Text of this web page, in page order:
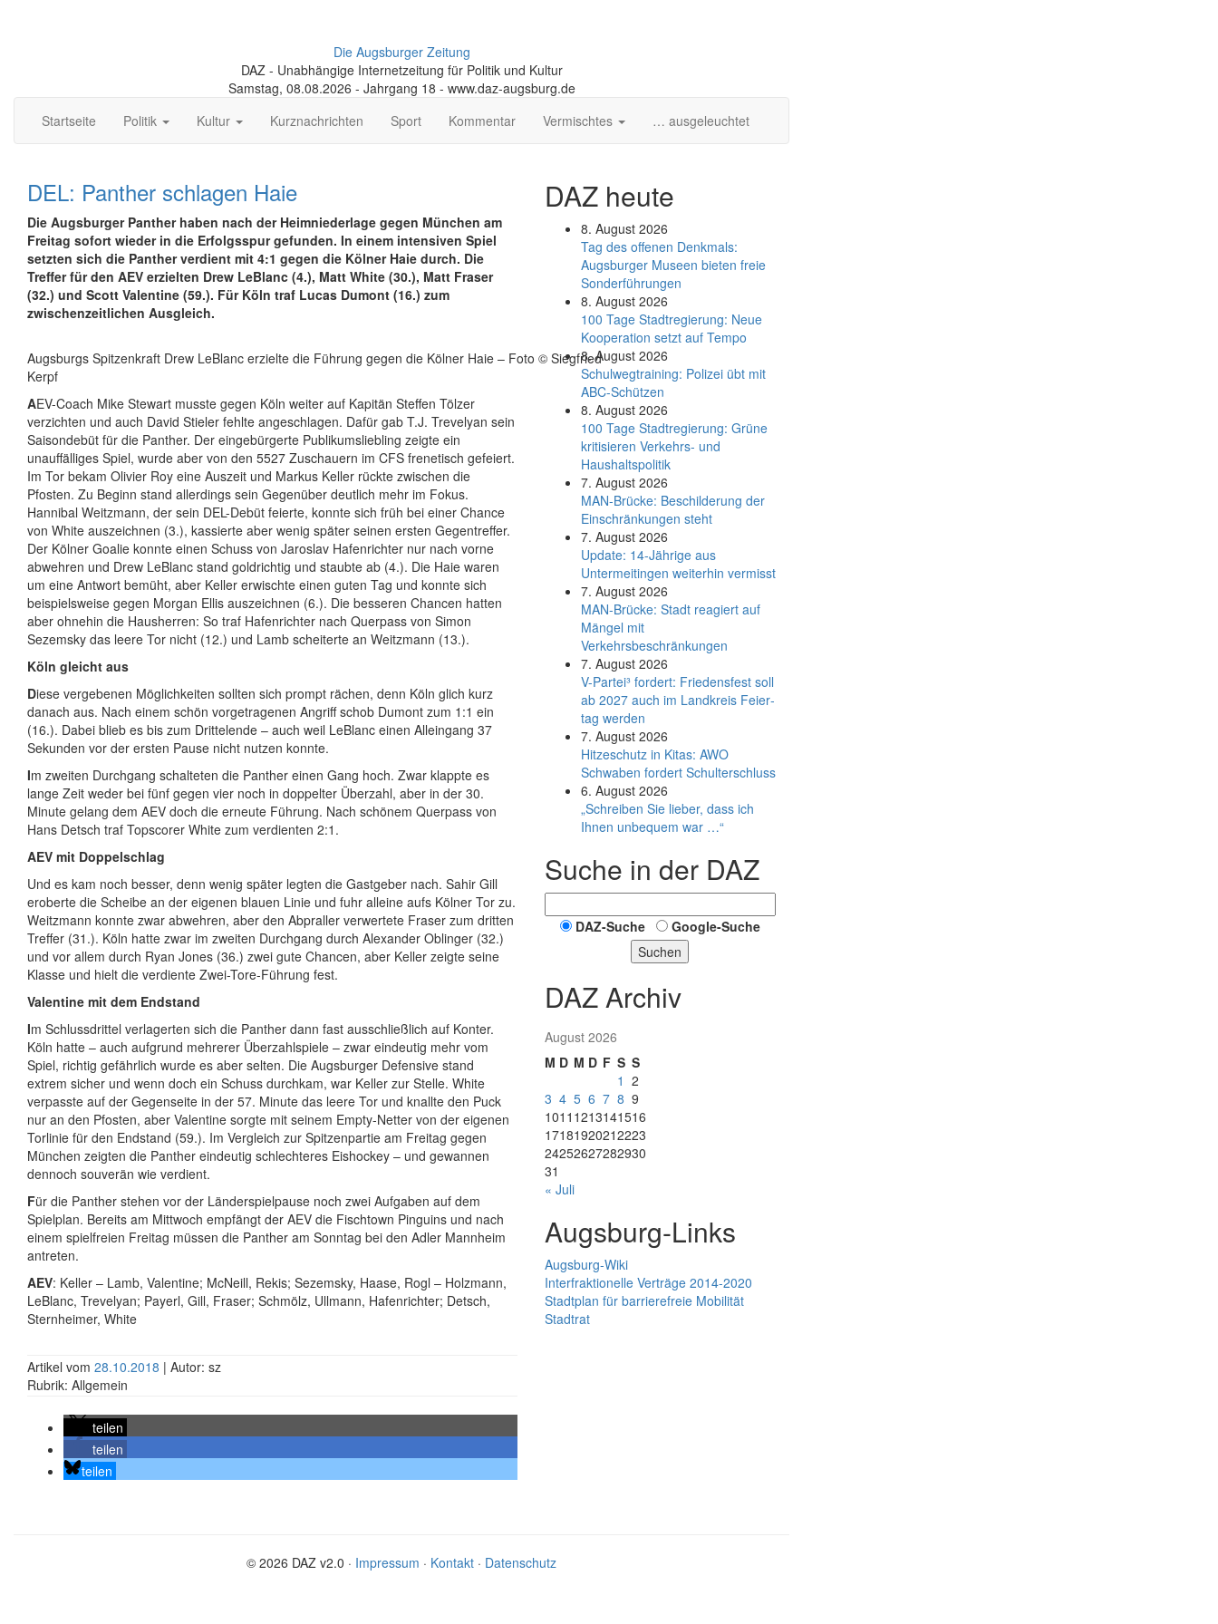
Die Augsburger Zeitung
DAZ - Unabhängige Internetzeitung für Politik und Kultur
Samstag, 08.08.2026 - Jahrgang 18 - www.daz-augsburg.de
Startseite
Politik Kultur Kurznachrichten Sport Kommentar Vermischtes … ausgeleuchtet
DEL: Panther schlagen Haie
Die Augsburger Panther haben nach der Heimniederlage gegen München am
Freitag sofort wieder in die Erfolgsspur gefunden. In einem intensiven Spiel
setzten sich die Panther verdient mit 4:1 gegen die Kölner Haie durch. Die
Treffer für den AEV erzielten Drew LeBlanc (4.), Matt White (30.), Matt Fraser
(32.) und Scott Valentine (59.). Für Köln traf Lucas Dumont (16.) zum
zwischenzeitlichen Ausgleich.
Augsburgs Spitzenkraft Drew LeBlanc erzielte die Führung gegen die Kölner Haie – Foto © Siegfried
Kerpf
AEV-Coach Mike Stewart musste gegen Köln weiter auf Kapitän Steffen Tölzer
verzichten und auch David Stieler fehlte angeschlagen. Dafür gab T.J. Trevelyan sein
Saisondebüt für die Panther. Der eingebürgerte Publikumsliebling zeigte ein
unauffälliges Spiel, wurde aber von den 5527 Zuschauern im CFS frenetisch gefeiert.
Im Tor bekam Olivier Roy eine Auszeit und Markus Keller rückte zwischen die
Pfosten. Zu Beginn stand allerdings sein Gegenüber deutlich mehr im Fokus.
Hannibal Weitzmann, der sein DEL-Debüt feierte, konnte sich früh bei einer Chance
von White auszeichnen (3.), kassierte aber wenig später seinen ersten Gegentreffer.
Der Kölner Goalie konnte einen Schuss von Jaroslav Hafenrichter nur nach vorne
abwehren und Drew LeBlanc stand goldrichtig und staubte ab (4.). Die Haie waren
um eine Antwort bemüht, aber Keller erwischte einen guten Tag und konnte sich
beispielsweise gegen Morgan Ellis auszeichnen (6.). Die besseren Chancen hatten
aber ohnehin die Hausherren: So traf Hafenrichter nach Querpass von Simon
Sezemsky das leere Tor nicht (12.) und Lamb scheiterte an Weitzmann (13.).
Köln gleicht aus
Diese vergebenen Möglichkeiten sollten sich prompt rächen, denn Köln glich kurz
danach aus. Nach einem schön vorgetragenen Angriff schob Dumont zum 1:1 ein
(16.). Dabei blieb es bis zum Drittelende – auch weil LeBlanc einen Alleingang 37
Sekunden vor der ersten Pause nicht nutzen konnte.
Im zweiten Durchgang schalteten die Panther einen Gang hoch. Zwar klappte es
lange Zeit weder bei fünf gegen vier noch in doppelter Überzahl, aber in der 30.
Minute gelang dem AEV doch die erneute Führung. Nach schönem Querpass von
Hans Detsch traf Topscorer White zum verdienten 2:1.
AEV mit Doppelschlag
Und es kam noch besser, denn wenig später legten die Gastgeber nach. Sahir Gill
eroberte die Scheibe an der eigenen blauen Linie und fuhr alleine aufs Kölner Tor zu.
Weitzmann konnte zwar abwehren, aber den Abpraller verwertete Fraser zum dritten
Treffer (31.). Köln hatte zwar im zweiten Durchgang durch Alexander Oblinger (32.)
und vor allem durch Ryan Jones (36.) zwei gute Chancen, aber Keller zeigte seine
Klasse und hielt die verdiente Zwei-Tore-Führung fest.
Valentine mit dem Endstand
Im Schlussdrittel verlagerten sich die Panther dann fast ausschließlich auf Konter.
Köln hatte – auch aufgrund mehrerer Überzahlspiele – zwar eindeutig mehr vom
Spiel, richtig gefährlich wurde es aber selten. Die Augsburger Defensive stand
extrem sicher und wenn doch ein Schuss durchkam, war Keller zur Stelle. White
verpasste auf der Gegenseite in der 57. Minute das leere Tor und knallte den Puck
nur an den Pfosten, aber Valentine sorgte mit seinem Empty-Netter von der eigenen
Torlinie für den Endstand (59.). Im Vergleich zur Spitzenpartie am Freitag gegen
München zeigten die Panther eindeutig schlechteres Eishockey – und gewannen
dennoch souverän wie verdient.
Für die Panther stehen vor der Länderspielpause noch zwei Aufgaben auf dem
Spielplan. Bereits am Mittwoch empfängt der AEV die Fischtown Pinguins und nach
einem spielfreien Freitag müssen die Panther am Sonntag bei den Adler Mannheim
antreten.
AEV: Keller – Lamb, Valentine; McNeill, Rekis; Sezemsky, Haase, Rogl – Holzmann,
LeBlanc, Trevelyan; Payerl, Gill, Fraser; Schmölz, Ullmann, Hafenrichter; Detsch,
Sternheimer, White
Artikel vom 28.10.2018 | Autor: sz
Rubrik: Allgemein
teilen
teilen
teilen
DAZ heute
8. August 2026
Tag des offenen Denkmals:
Augsburger Museen bieten freie
Sonderführungen
8. August 2026
100 Tage Stadtregierung: Neue
Kooperation setzt auf Tempo
8. August 2026
Schul­weg­trai­ning: Poli­zei übt mit
ABC-Schüt­zen
8. August 2026
100 Tage Stadtregierung: Grüne
kritisieren Verkehrs- und
Haushaltspolitik
7. August 2026
MAN-Brücke: Beschilderung der
Einschränkungen steht
7. August 2026
Update: 14-Jährige aus
Untermeitingen weiterhin vermisst
7. August 2026
MAN-Brücke: Stadt reagiert auf
Mängel mit
Verkehrsbeschränkungen
7. August 2026
V-Partei­³ fordert: Friedens­fest soll
ab 2027 auch im Land­kreis Feier­
tag werden
7. August 2026
Hitzeschutz in Kitas: AWO
Schwaben fordert Schulterschluss
6. August 2026
„Schreiben Sie lieber, dass ich
Ihnen unbequem war …“
Suche in der DAZ
DAZ-Suche
Google-Suche
Suchen
DAZ Archiv
August 2026
M D M D F S S
1 2
3 4 5 6 7 8 9
1011 1213141516
17181920212223
24252627282930
31
« Juli
Augsburg-Links
Augsburg-Wiki
Interfraktionelle Verträge 2014-2020
Stadtplan für barrierefreie Mobilität
Stadtrat
© 2026 DAZ v2.0 · Impressum · Kontakt · Datenschutz